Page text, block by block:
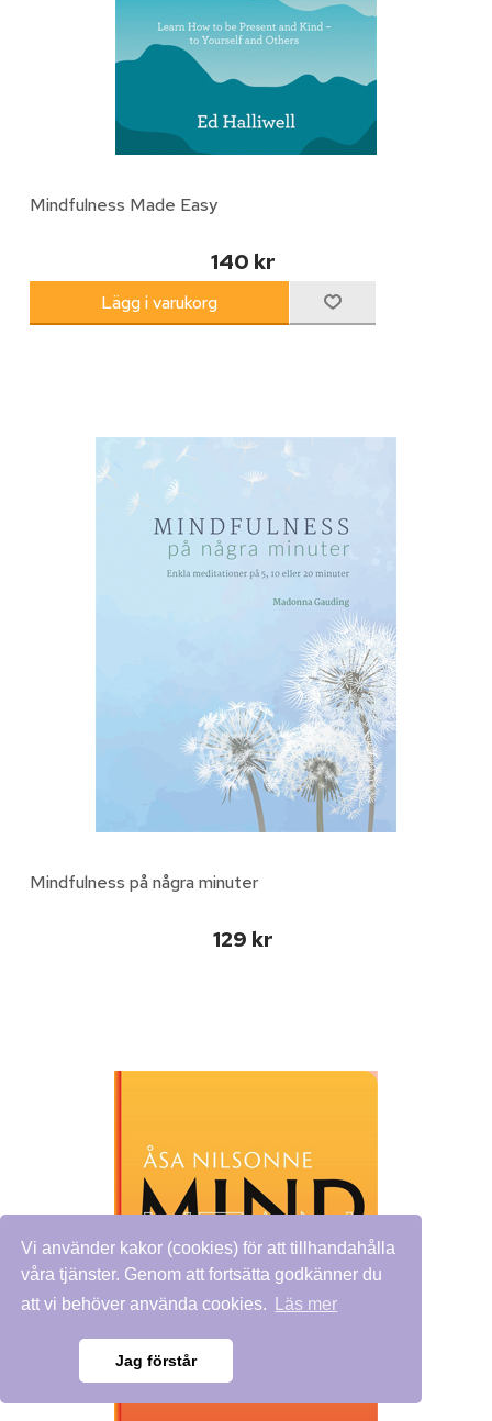
Vi använder kakor (cookies) för att tillhandahålla
våra tjänster. Genom att fortsätta godkänner du
att vi behöver använda cookies.
Läs mer
Jag förstår
Mindfulness Made Easy
140 kr
Mindfulness på några minuter
129 kr